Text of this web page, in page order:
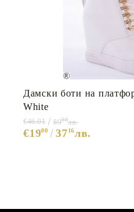
Дамски боти на
White
€1900 3716лв.
€46.01 8999лв.